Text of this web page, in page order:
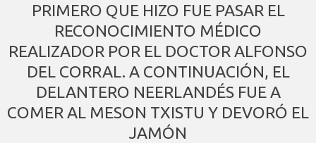
PRIMERO QUE HIZO FUE PASAR EL
RECONOCIMIENTO MÉDICO
REALIZADOR POR EL DOCTOR ALFONSO
DEL CORRAL. A CONTINUACIÓN, EL
DELANTERO NEERLANDÉS FUE A
COMER AL MESON TXISTU Y DEVORÓ EL
JAMÓN